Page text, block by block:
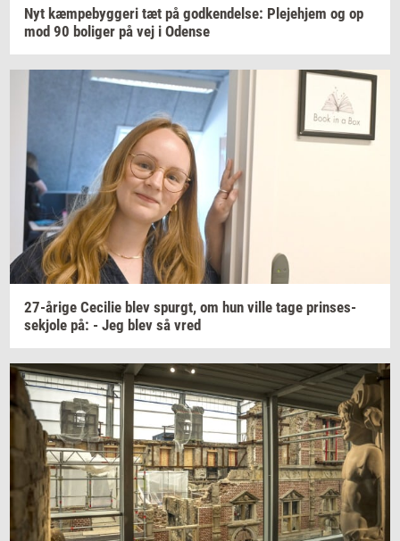
Nyt kæm­pe­byg­ge­ri tæt på god­ken­del­se: Ple­je­hjem og op
mod 90 bo­li­ger på vej i Oden­se
27-​årige Ce­ci­lie blev spurgt, om hun ville tage prin­ses­
sekjo­le på: - Jeg blev så vred